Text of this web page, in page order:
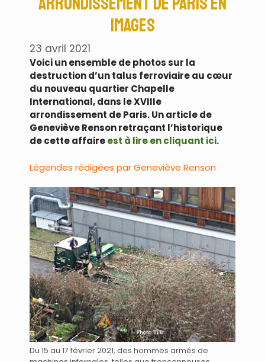
images
23 avril 2021
Voici un ensemble de photos sur la
destruction d’un talus ferroviaire au cœur
du nouveau quartier Chapelle
International, dans le XVIIIe
arrondissement de Paris. Un article de
Geneviève Renson retraçant l’historique
de cette affaireest à lire en cliquant ici.
Légendes rédigées par Geneviève Renson
Du 15 au 17 février 2021, des hommes armés de